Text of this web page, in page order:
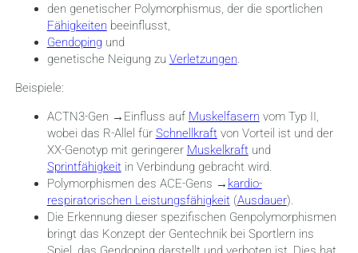
den genetischer Polymorphismus, der die sportlichen
Fähigkeiten beeinflusst,
Gendoping und
genetische Neigung zu Verletzungen
Beispiele:
ACTN3-Gen →Einfluss auf Muskelfasern vom Typ II,
wobei das R-Allel für Schnellkraftvon Vorteil ist und der
XX-Genotyp mit geringerer Muskelkraftund
Sprintfähigkeitin Verbindung gebracht wird.
Polymorphismen des ACE-Gens → kardio-
respiratorischen Leistungsfähigkeit(Ausdauer).
Die Erkennung dieser spezifischen Genpolymorphismen
bringt das Konzept der Gentechnik bei Sportlern ins